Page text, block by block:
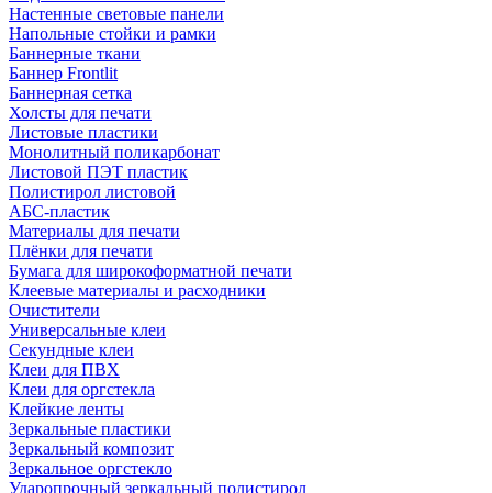
Настенные световые панели
Напольные стойки и рамки
Баннерные ткани
Баннер Frontlit
Баннерная сетка
Холсты для печати
Листовые пластики
Монолитный поликарбонат
Листовой ПЭТ пластик
Полистирол листовой
АБС-пластик
Материалы для печати
Плёнки для печати
Бумага для широкоформатной печати
Клеевые материалы и расходники
Очистители
Универсальные клеи
Секундные клеи
Клеи для ПВХ
Клеи для оргстекла
Клейкие ленты
Зеркальные пластики
Зеркальный композит
Зеркальное оргстекло
Ударопрочный зеркальный полистирол